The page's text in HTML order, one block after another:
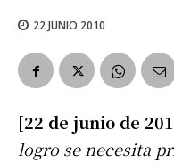
22 JUNIO 2010
[22 de junio de
logro se necesita